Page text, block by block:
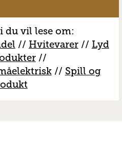
du vil lese om:
// Hvitevarer// Lyd
//
// Spill og